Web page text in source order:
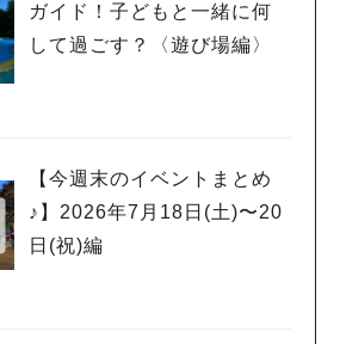
ガイド！子どもと一緒に何
して過ごす？〈遊び場編〉
【今週末のイベントまとめ
♪】2026年7月18日(土)〜20
日(祝)編